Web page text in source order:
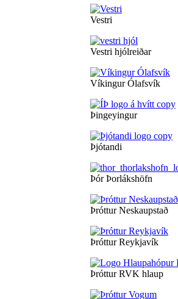
Vestri
Vestri hjólreiðar
Víkingur Ólafsvík
Þingeyingur
Þjótandi
Þór Þorlákshöfn
Þróttur Neskaupstað
Þróttur Reykjavík
Þróttur RVK hlaup